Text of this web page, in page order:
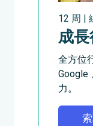
12 周 |
成
全方位
Google
力。